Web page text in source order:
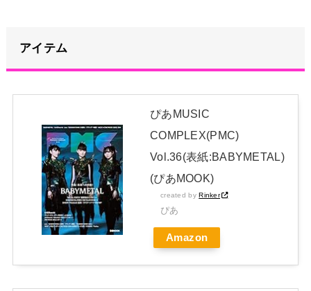
NEW!
原菜乃華、長岡花火に負けない“浴衣姿”！透明感がヤバい「と
びきりに綺麗です…！」【画像】 NEW!
日本独自企画・限定生産盤「METAL FORTH (DELUXE
JAPAN EDITION)」着弾
【BABYMETAL】METAL FORTH DELUXE JAPAN EDITION
Powered by livedoor 相互RSS
アイテム
ぴあMUSIC
COMPLEX(PMC)
Vol.36(表紙:BABYMETAL)
(ぴあMOOK)
created byRinker
ぴあ
Amazon